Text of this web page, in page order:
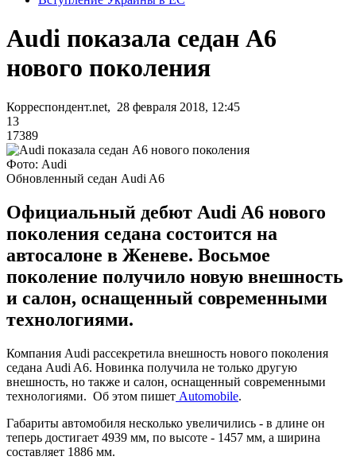
Audi показала седан A6
нового поколения
Корреспондент.net, 28 февраля 2018, 12:45
13
17389
Фото: Audi
Обновленный седан Audi A6
Официальный дебют Audi A6 нового
поколения седана состоится на
автосалоне в Женеве. Восьмое
поколение получило новую внешность
и салон, оснащенный современными
технологиями.
Компания Audi рассекретила внешность нового поколения
седана Audi A6. Новинка получила не только другую
внешность, но также и салон, оснащенный современными
технологиями. Об этом пишет Automobile.
Габариты автомобиля несколько увеличились - в длине он
теперь достигает 4939 мм, по высоте - 1457 мм, а ширина
составляет 1886 мм.